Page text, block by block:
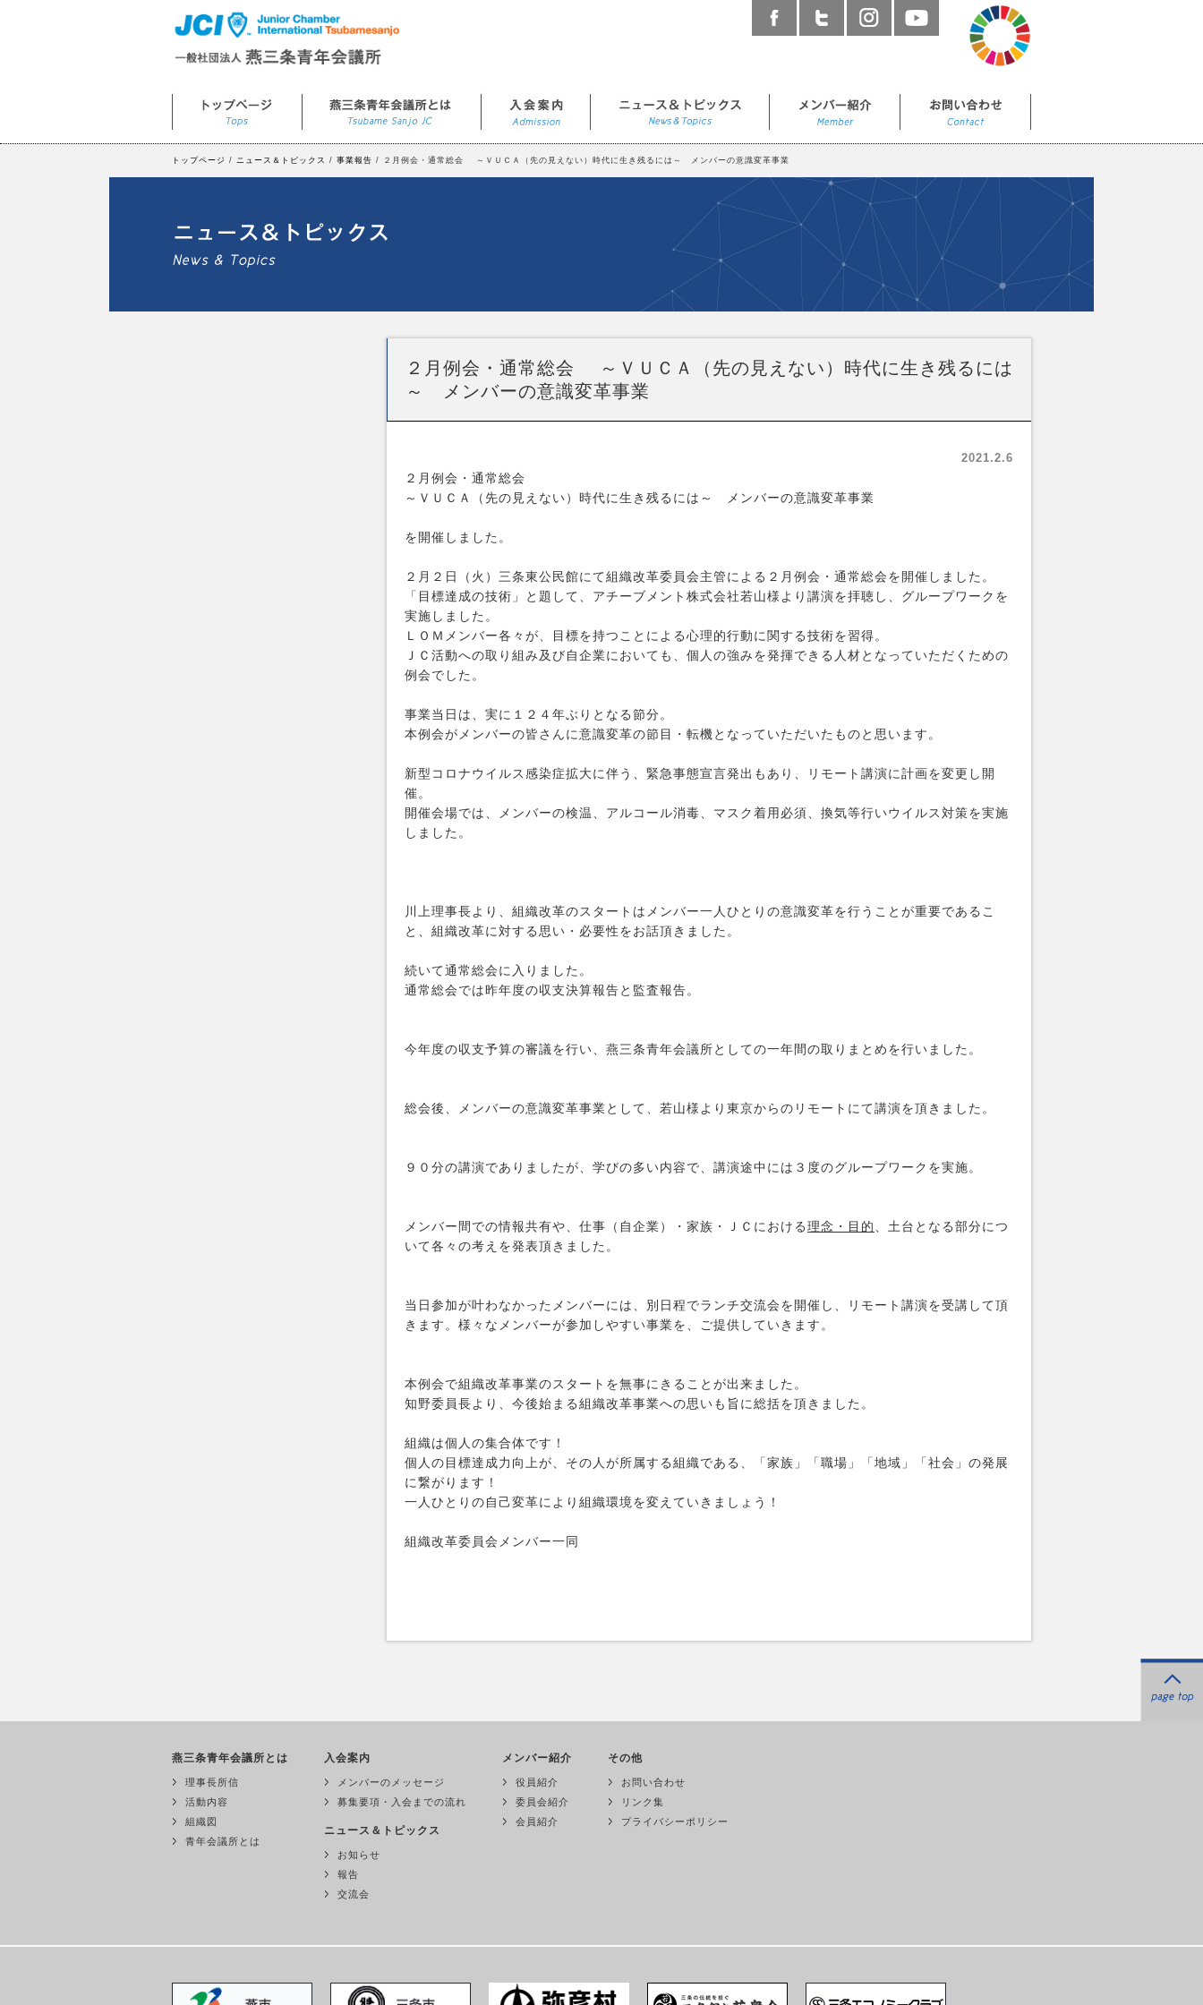
トップページ / ニュース＆トピックス / 事業報告 / ２月例会・通常総会 ～ＶＵＣＡ（先の見えない）時代に生き残るには～ メンバーの意識変革事業
２月例会・通常総会 ～ＶＵＣＡ（先の見えない）時代に生き残るには
～ メンバーの意識変革事業
2021.2.6
２月例会・通常総会
～ＶＵＣＡ（先の見えない）時代に生き残るには～ メンバーの意識変革事業
を開催しました。
２月２日（火）三条東公民館にて組織改革委員会主管による２月例会・通常総会を開催しました。
「目標達成の技術」と題して、アチーブメント株式会社若山様より講演を拝聴し、グループワークを
実施しました。
ＬＯＭメンバー各々が、目標を持つことによる心理的行動に関する技術を習得。
ＪＣ活動への取り組み及び自企業においても、個人の強みを発揮できる人材となっていただくための
例会でした。
事業当日は、実に１２４年ぶりとなる節分。
本例会がメンバーの皆さんに意識変革の節目・転機となっていただいたものと思います。
新型コロナウイルス感染症拡大に伴う、緊急事態宣言発出もあり、リモート講演に計画を変更し開
催。
開催会場では、メンバーの検温、アルコール消毒、マスク着用必須、換気等行いウイルス対策を実施
しました。
川上理事長より、組織改革のスタートはメンバー一人ひとりの意識変革を行うことが重要であるこ
と、組織改革に対する思い・必要性をお話頂きました。
続いて通常総会に入りました。
通常総会では昨年度の収支決算報告と監査報告。
今年度の収支予算の審議を行い、燕三条青年会議所としての一年間の取りまとめを行いました。
総会後、メンバーの意識変革事業として、若山様より東京からのリモートにて講演を頂きました。
９０分の講演でありましたが、学びの多い内容で、講演途中には３度のグループワークを実施。
メンバー間での情報共有や、仕事（自企業）・家族・ＪＣにおける理念・目的
、土台となる部分につ
いて各々の考えを発表頂きました。
当日参加が叶わなかったメンバーには、別日程でランチ交流会を開催し、リモート講演を受講して頂
きます。様々なメンバーが参加しやすい事業を、ご提供していきます。
本例会で組織改革事業のスタートを無事にきることが出来ました。
知野委員長より、今後始まる組織改革事業への思いも旨に総括を頂きました。
組織は個人の集合体です！
個人の目標達成力向上が、その人が所属する組織である、「家族」「職場」「地域」「社会」の発展
に繋がります！
一人ひとりの自己変革により組織環境を変えていきましょう！
組織改革委員会メンバー一同
燕三条青年会議所とは
理事長所信
活動内容
組織図
青年会議所とは
入会案内
メンバーのメッセージ
募集要項・入会までの流れ
ニュース＆トピックス
お知らせ
報告
交流会
メンバー紹介
役員紹介
委員会紹介
会員紹介
その他
お問い合わせ
リンク集
プライバシーポリシー